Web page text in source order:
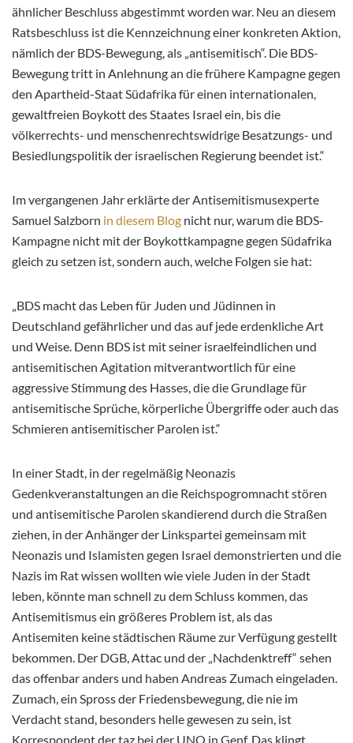
ähnlicher Beschluss abgestimmt worden war. Neu an diesem
Ratsbeschluss ist die Kennzeichnung einer konkreten Aktion,
nämlich der BDS-Bewegung, als „antisemitisch“. Die BDS-
Bewegung tritt in Anlehnung an die frühere Kampagne gegen
den Apartheid-Staat Südafrika für einen internationalen,
gewaltfreien Boykott des Staates Israel ein, bis die
völkerrechts- und menschenrechtswidrige Besatzungs- und
Besiedlungspolitik der israelischen Regierung beendet ist.“
Im vergangenen Jahr erklärte der Antisemitismusexperte
Samuel Salzborn in diesem Blog nicht nur, warum die BDS-
Kampagne nicht mit der Boykottkampagne gegen Südafrika
gleich zu setzen ist, sondern auch, welche Folgen sie hat:
„BDS macht das Leben für Juden und Jüdinnen in
Deutschland gefährlicher und das auf jede erdenkliche Art
und Weise. Denn BDS ist mit seiner israelfeindlichen und
antisemitischen Agitation mitverantwortlich für eine
aggressive Stimmung des Hasses, die die Grundlage für
antisemitische Sprüche, körperliche Übergriffe oder auch das
Schmieren antisemitischer Parolen ist.“
In einer Stadt, in der regelmäßig Neonazis
Gedenkveranstaltungen an die Reichspogromnacht stören
und antisemitische Parolen skandierend durch die Straßen
ziehen, in der Anhänger der Linkspartei gemeinsam mit
Neonazis und Islamisten gegen Israel demonstrierten und die
Nazis im Rat wissen wollten wie viele Juden in der Stadt
leben, könnte man schnell zu dem Schluss kommen, das
Antisemitismus ein größeres Problem ist, als das
Antisemiten keine städtischen Räume zur Verfügung gestellt
bekommen. Der DGB, Attac und der „Nachdenktreff“ sehen
das offenbar anders und haben Andreas Zumach eingeladen.
Zumach, ein Spross der Friedensbewegung, die nie im
Verdacht stand, besonders helle gewesen zu sein, ist
Korrespondent der taz bei der UNO in Genf. Das klingt